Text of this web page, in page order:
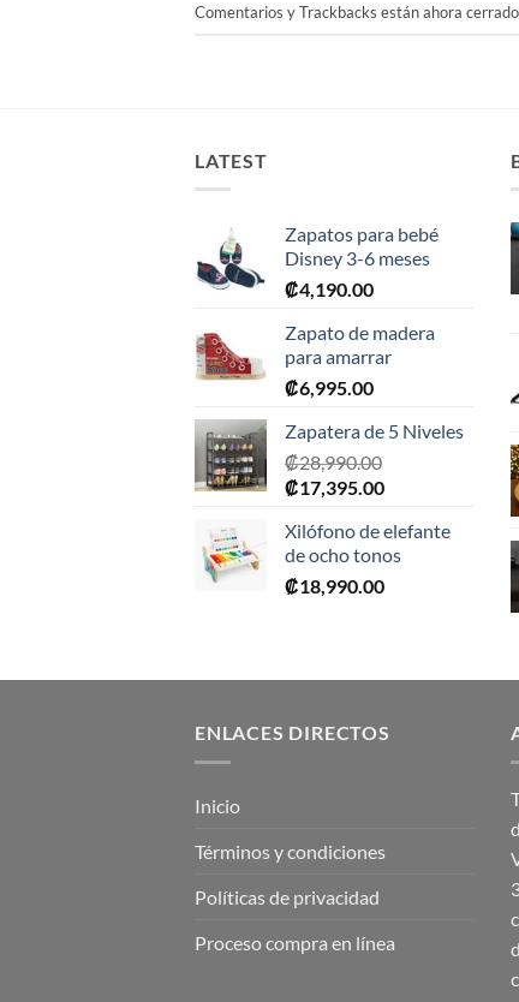
Comentarios y Trackbacks están ahora
LATEST
Zapatos para bebé
Disney 3-6 meses
₡4,190.00
Zapato de madera
para amarrar
₡6,995.00
Zapatera de 5 Niveles
₡28,990.00
El
original
era:
₡28,990.00.
₡17,395.00El
actual
es:
₡17,395.00.
Xilófono de elefante
de ocho tonos
₡18,990.00
ENLACES DIRECTOS
Inicio
Términos y condiciones
Políticas de privacidad
Proceso compra en línea